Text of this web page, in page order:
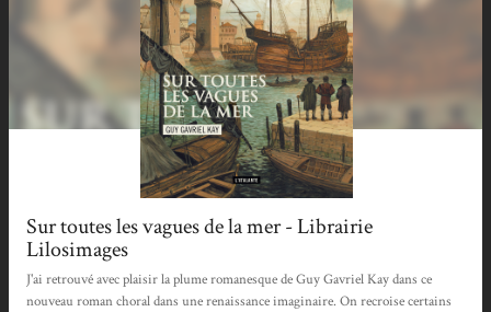
Sur toutes les vagues de la mer - Librairie
Lilosimages
J'ai retrouvé avec plaisir la plume romanesque de Guy Gavriel Kay dans ce
nouveau roman choral dans une renaissance imaginaire. On recroise certains